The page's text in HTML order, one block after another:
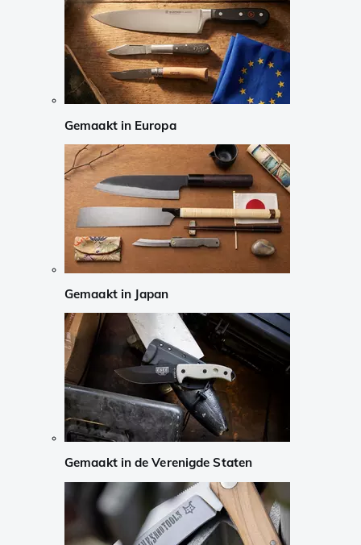
Gemaakt in Europa
Gemaakt in Japan
Gemaakt in de Verenigde Staten